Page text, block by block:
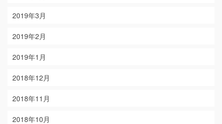
2019年3月
2019年2月
2019年1月
2018年12月
2018年11月
2018年10月